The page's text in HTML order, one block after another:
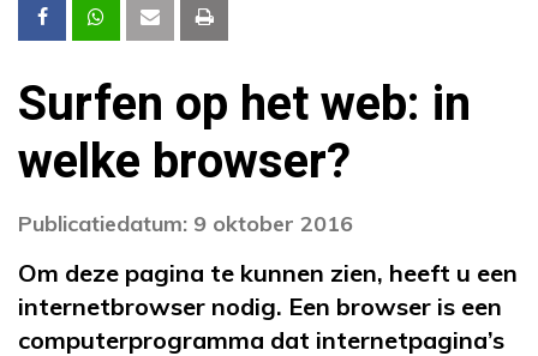
Surfen op het web: in
welke browser?
Publicatiedatum: 9 oktober 2016
Om deze pagina te kunnen zien, heeft u een
internetbrowser nodig. Een browser is een
computerprogramma dat internetpagina’s